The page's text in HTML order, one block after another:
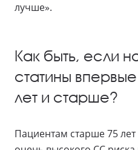
лучше».
Как быть, если
статины
лет и старше?
Пациентам старше 75